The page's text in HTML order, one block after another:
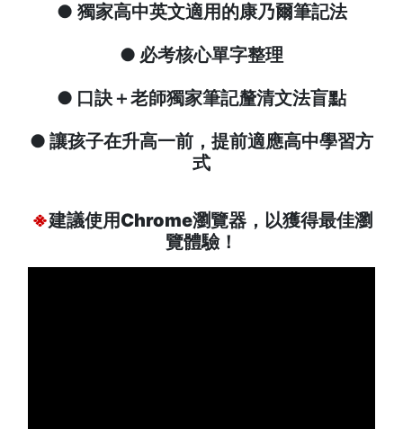
● 獨家高中英文適用的康乃爾筆記法
● 必考核心單字整理
● 口訣＋老師獨家筆記釐清文法盲點
● 讓孩子在升高一前，提前適應高中學習方
式
※建議使用Chrome瀏覽器，以獲得最佳瀏
覽體驗！